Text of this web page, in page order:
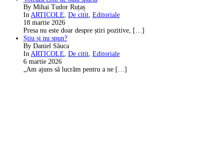
By Mihai Tudor Ruțaș
In ARTICOLE De citit Editoriale
18 martie 2026
Presa nu este doar despre știri pozitive,
[…]
Știu și nu spun?
By Daniel Săuca
In ARTICOLE De citit Editoriale
6 martie 2026
„Am ajuns să lucrăm pentru a ne […]